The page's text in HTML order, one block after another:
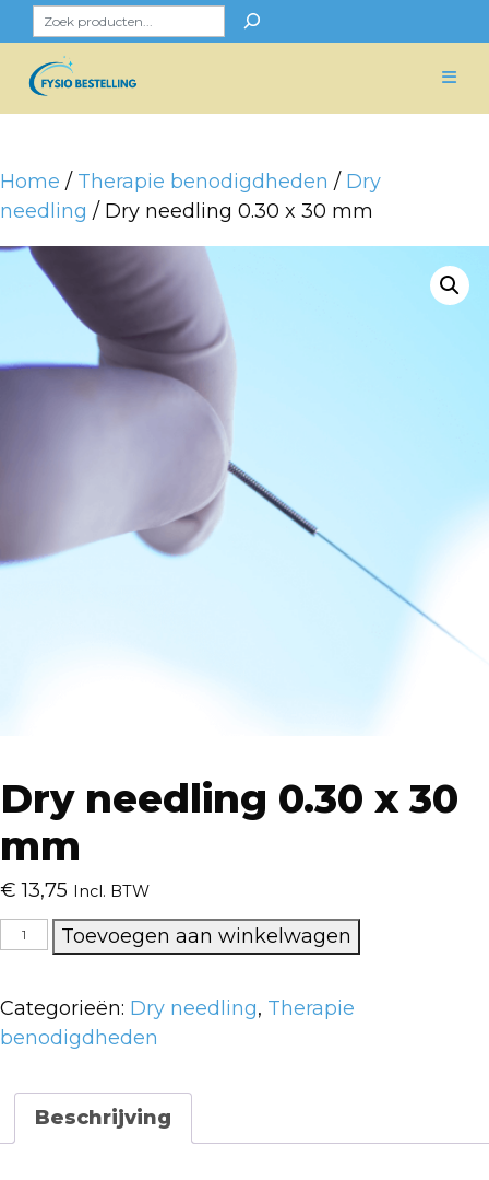
Skip
to
content
Zoeken
Home / Therapie benodigdheden / Dry
needling / Dry needling 0.30 x 30 mm
Dry needling 0.30 x 30
mm
€ 13,75 Incl. BTW
Dry
needling
x
30
aantal
Toevoegen aan winkelwagen
Categorieën: Dry needling, Therapie
benodigdheden
Beschrijving